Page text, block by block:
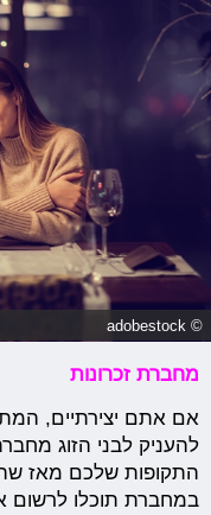
© adobestock
מחברת זכרונות
אם אתם יצירתיים,
להעניק לבני הזוג
התקופות שלכם מאז
במחברת תוכלו לרשום